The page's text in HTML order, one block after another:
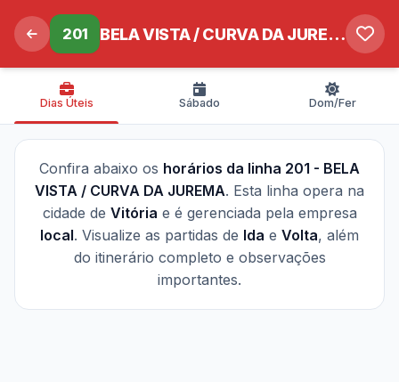
201 BELA VISTA / CURVA DA JUREMA
Dias Úteis Sábado Dom/Fer
Confira abaixo os horários da linha 201 - BELA
VISTA / CURVA DA JUREMA. Esta linha opera na
cidade de Vitória e é gerenciada pela empresa
local. Visualize as partidas de Ida e Volta, além
do itinerário completo e observações
importantes.